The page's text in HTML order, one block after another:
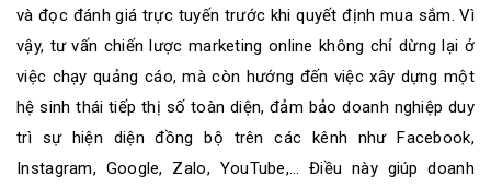
và đọc đánh giá trực tuyến trước khi quyết định mua sắm. Vì
vậy, tư vấn chiến lược marketing online không chỉ dừng lại ở
việc chạy quảng cáo, mà còn hướng đến việc xây dựng một
hệ sinh thái tiếp thị số toàn diện, đảm bảo doanh nghiệp duy
trì sự hiện diện đồng bộ trên các kênh như Facebook,
Instagram, Google, Zalo, YouTube,… Điều này giúp doanh